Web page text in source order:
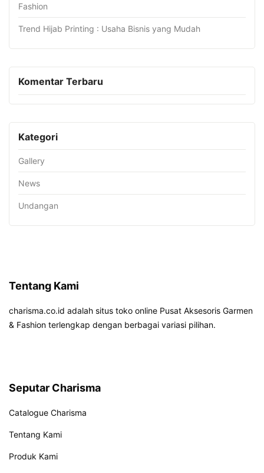
Fashion
Trend Hijab Printing : Usaha Bisnis yang Mudah
Komentar Terbaru
Kategori
Gallery
News
Undangan
Tentang Kami
charisma.co.id adalah situs toko online Pusat Aksesoris Garmen
& Fashion terlengkap dengan berbagai variasi pilihan.
Seputar Charisma
Catalogue Charisma
Tentang Kami
Produk Kami